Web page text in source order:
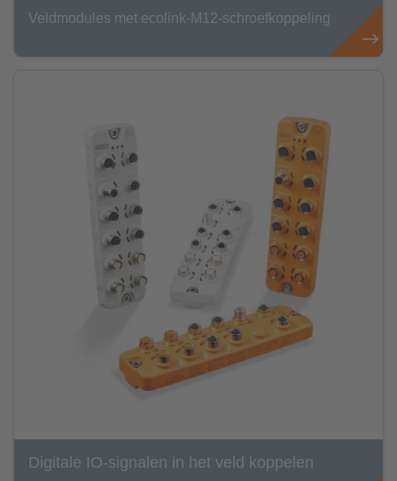
Veldmodules met ecolink-M12-schroefkoppeling
Digitale IO-signalen in het veld koppelen